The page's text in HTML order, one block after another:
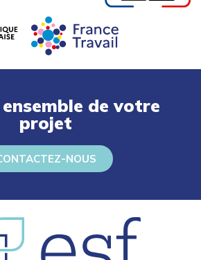
de votre
projet
NOUS